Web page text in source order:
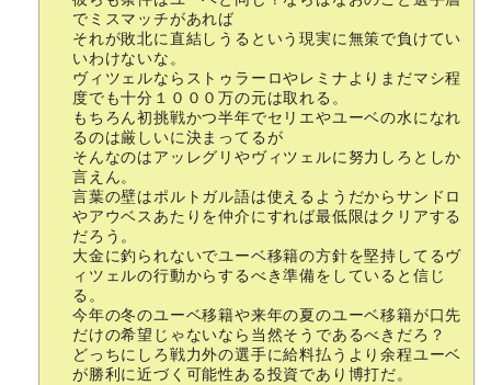
でミスマッチがあれば
それが敗北に直結しうるという現実に無策で負けてい
いわけないな。
ヴィツェルならストゥラーロやレミナよりまだマシ程
度でも十分１０００万の元は取れる。
もちろん初挑戦かつ半年でセリエやユーベの水になれ
るのは厳しいに決まってるが
そんなのはアッレグリやヴィツェルに努力しろとしか
言えん。
言葉の壁はポルトガル語は使えるようだからサンドロ
やアウベスあたりを仲介にすれば最低限はクリアする
だろう。
大金に釣られないでユーベ移籍の方針を堅持してるヴ
ィツェルの行動からするべき準備をしていると信じ
る。
今年の冬のユーベ移籍や来年の夏のユーベ移籍が口先
だけの希望じゃないなら当然そうであるべきだろ？
どっちにしろ戦力外の選手に給料払うより余程ユーベ
が勝利に近づく可能性ある投資であり博打だ。